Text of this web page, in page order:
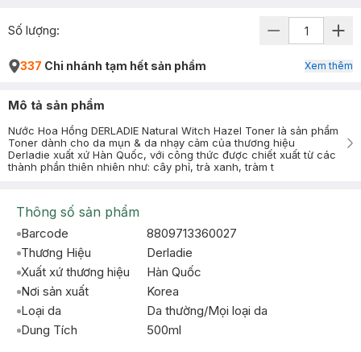
Số lượng:
337 Chi nhánh tạm hết sản phẩm Xem thêm
Mô tả sản phẩm
Nước Hoa Hồng DERLADIE Natural Witch Hazel Toner là sản phẩm
Toner dành cho da mụn & da nhạy cảm của thương hiệu
Derladie xuất xứ Hàn Quốc, với công thức được chiết xuất từ các
thành phần thiên nhiên như: cây phỉ, trà xanh, tràm t
Thông số sản phẩm
Barcode
8809713360027
Thương Hiệu
Derladie
Xuất xứ thương hiệu
Hàn Quốc
Nơi sản xuất
Korea
Loại da
Da thường/Mọi loại da
Dung Tích
500ml